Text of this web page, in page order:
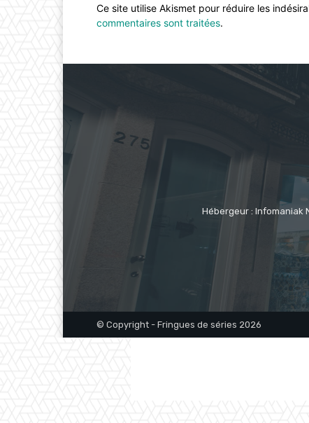
Ce site utilise Akismet pour réduire les
commentaires sont traitées.
Hébergeur : Infomaniak
© Copyright - Fringues de séries 2026